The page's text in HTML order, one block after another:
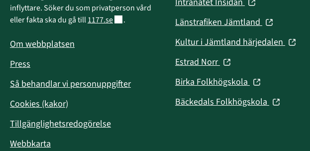
inflyttare. Söker du som privatperson vård
eller fakta ska du gå till 1177.seLänk till annan webbplats.
.
Om webbplatsen
Press
Så behandlar vi personuppgifter
Cookies (kakor)
Tillgänglighetsredogörelse
Webbkarta
nytt
fönster)
nytt
fönster)
Länstrafiken Jämtland (öppnas
nytt
Kultur i Jämtland härjedalen (öppnas
Estrad Norr (öppnas
nytt
fönster)
Birka Folkhögskola (öppnas
nytt
Bäckedals Folkhögskola (öppnas